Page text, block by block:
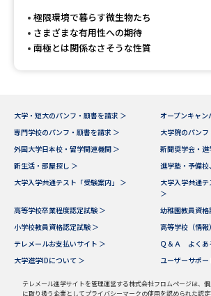
留学・進学関連、塾・予備校
大学入学共通テスト「受験上の
高等学校（情報）教員資格認定
試験
大学で学べる内容や特徴を調べる
新増設大学・学部・学科特集
国際・グ
集
極限環境で暮らす微生物たち
さまざまな有用性への期待
南極とは関係なさそうな性質
大学・短大のパンフ・願書を請求 ＞
オープンキャン
専門学校のパンフ・願書を請求 ＞
大学院のパン
外国大学日本校・留学関連機関 ＞
新聞奨学会・進
新生活・部屋探し ＞
進学塾・予備
大学入学共通テスト「受験案内」 ＞
大学入学共通テ
＞
高等学校卒業程度認定試験 ＞
幼稚園教員資格
小学校教員資格認定試験 ＞
高等学校（情
テレメールお支払いサイト ＞
Ｑ＆Ａ よくあ
大学進学IDについて ＞
ユーザーサポー
テレメール進学サイトを管理運営する株式会社フロムページは、
に取り扱う企業としてプライバシーマークの使用を認められた認定